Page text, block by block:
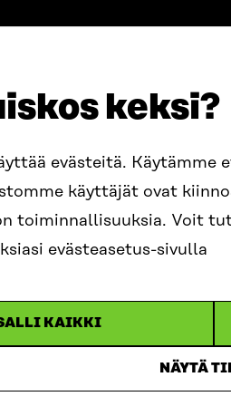
keksi?
evästeitä. Käytämme
käyttäjät ovat
toiminnallisuuksia. Voit
evästeasetus-sivulla
KAIKKI
NÄYTÄ
E-POST